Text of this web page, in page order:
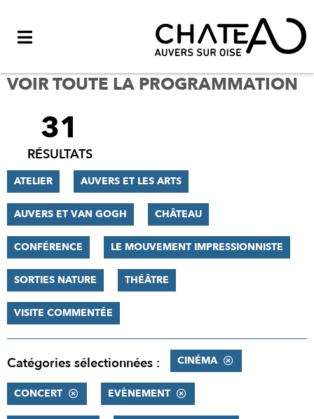
VOIR TOUTE LA PROGRAMMATION
FILTRER
RÉSULTATS
31
RÉSULTATS
ATELIER AUVERS ET LES ARTS
AUVERS ET VAN GOGH CHÂTEAU
CONFÉRENCE LE MOUVEMENT IMPRESSIONNISTE
SORTIES NATURE THÉÂTRE
VISITE COMMENTÉE
Catégories sélectionnées : CINÉMA
CONCERT EVÈNEMENT